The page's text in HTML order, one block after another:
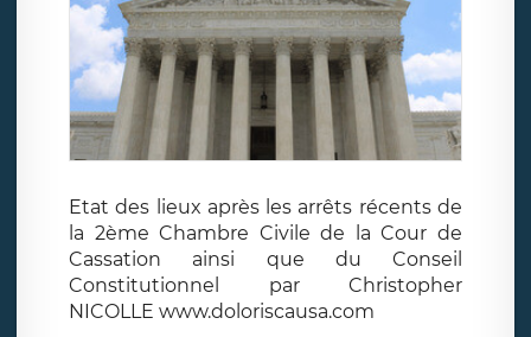
Etat des lieux après les arrêts récents de
la 2ème Chambre Civile de la Cour de
Cassation ainsi que du Conseil
Constitutionnel par Christopher
NICOLLE www.doloriscausa.com